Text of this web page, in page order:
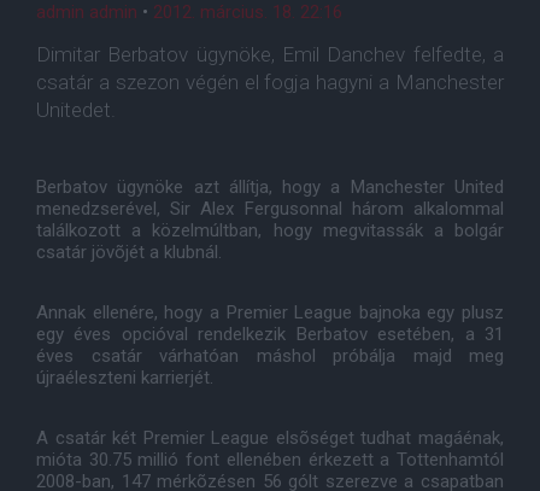
admin admin • 2012. március. 18. 22:16
Dimitar Berbatov ügynöke, Emil Danchev felfedte, a
csatár a szezon végén el fogja hagyni a Manchester
Unitedet.
Berbatov ügynöke azt állítja, hogy a Manchester United
menedzserével, Sir Alex Fergusonnal három alkalommal
találkozott a közelmúltban, hogy megvitassák a bolgár
csatár jövõjét a klubnál.
Annak ellenére, hogy a Premier League bajnoka egy plusz
egy éves opcióval rendelkezik Berbatov esetében, a 31
éves csatár várhatóan máshol próbálja majd meg
újraéleszteni karrierjét.
A csatár két Premier League elsõséget tudhat magáénak,
mióta 30.75 millió font ellenében érkezett a Tottenhamtól
2008-ban, 147 mérkõzésen 56 gólt szerezve a csapatban